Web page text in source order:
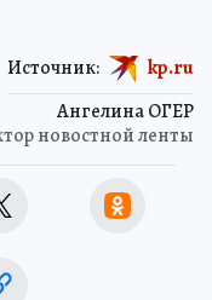
Ангелина ОГЕР
новостной ленты
Источник: kp.ru